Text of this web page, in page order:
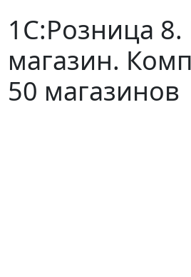
1С:Розница
магазин.
50 магазинов